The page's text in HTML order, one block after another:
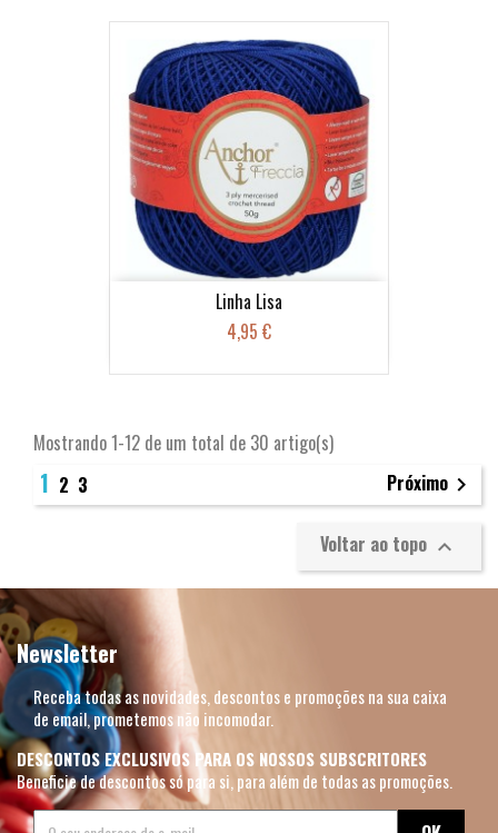
Linha Lisa
4,95 €
Mostrando 1-12 de um total de 30 artigo(s)
1 2 3 Próximo 
Voltar ao topo 
Newsletter
Receba todas as novidades, descontos e promoções na sua caixa
de email, prometemos não incomodar.
DESCONTOS EXCLUSIVOS PARA OS NOSSOS SUBSCRITORES
Beneficie de descontos só para si, para além de todas as promoções.